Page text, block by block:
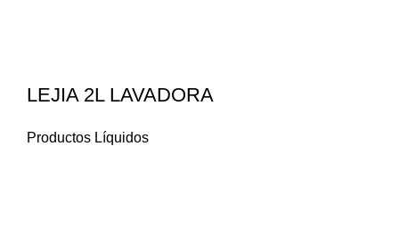
LEJIA 2L LAVADORA
Productos Líquidos